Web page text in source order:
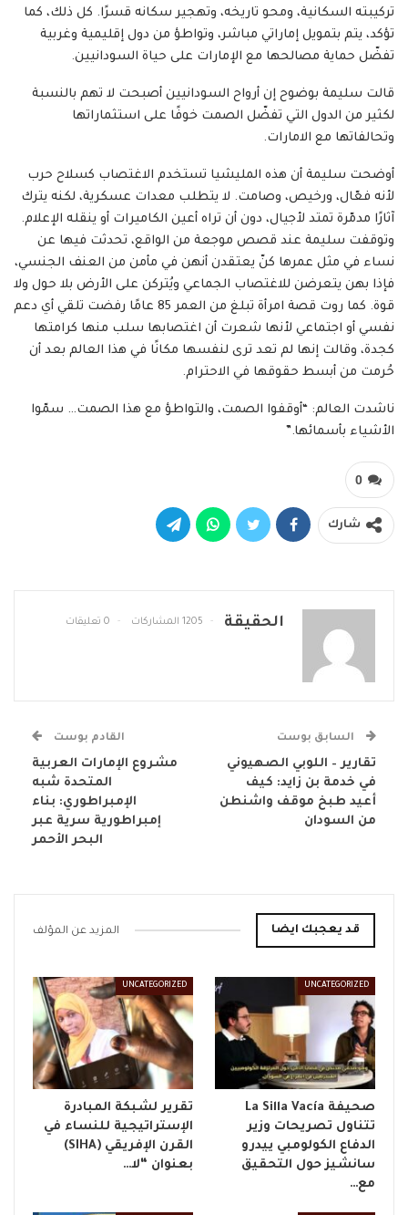
تركيبته السكانية، ومحو تاريخه، وتهجير سكانه قسرًا. كل ذلك، كما
تؤكد، يتم بتمويل إماراتي مباشر، وتواطؤ من دول إقليمية وغربية
تفضّل حماية مصالحها مع الإمارات على حياة السودانيين.
قالت سليمة بوضوح إن أرواح السودانيين أصبحت لا تهم بالنسبة
لكثير من الدول التي تفضّل الصمت خوفًا على استثماراتها
وتحالفاتها مع الامارات.
أوضحت سليمة أن هذه المليشيا تستخدم الاغتصاب كسلاح حرب
لأنه فعّال، ورخيص، وصامت. لا يتطلب معدات عسكرية، لكنه يترك
آثارًا مدمّرة تمتد لأجيال، دون أن تراه أعين الكاميرات أو ينقله الإعلام.
وتوقفت سليمة عند قصص موجعة من الواقع، تحدثت فيها عن
نساء في مثل عمرها كنّ يعتقدن أنهن في مأمن من العنف الجنسي،
فإذا بهن يتعرضن للاغتصاب الجماعي ويُتركن على الأرض بلا حول ولا
قوة. كما روت قصة امرأة تبلغ من العمر 85 عامًا رفضت تلقي أي دعم
نفسي أو اجتماعي لأنها شعرت أن اغتصابها سلب منها كرامتها
كجدة، وقالت إنها لم تعد ترى لنفسها مكانًا في هذا العالم بعد أن
حُرمت من أبسط حقوقها في الاحترام.
ناشدت العالم: “أوقفوا الصمت، والتواطؤ مع هذا الصمت… سمّوا
الأشياء بأسمائها.”
0
شارك
الحقيقة 1205 المشاركات 0 تعليقات
السابق بوست
تقارير – اللوبي الصهيوني
في خدمة بن زايد: كيف
أعيد طبخ موقف واشنطن
من السودان
القادم بوست
مشروع الإمارات العربية
المتحدة شبه
الإمبراطوري: بناء
إمبراطورية سرية عبر
البحر الأحمر
قد يعجبك ايضا المزيد عن المؤلف
UNCATEGORIZED
صحيفة La Silla Vacía
تتناول تصريحات وزير
الدفاع الكولومبي ييدرو
سانشيز حول التحقيق
مع…
UNCATEGORIZED
تقرير لشبكة المبادرة
الإستراتيجية للنساء في
القرن الإفريقي (SIHA)
بعنوان “لا…